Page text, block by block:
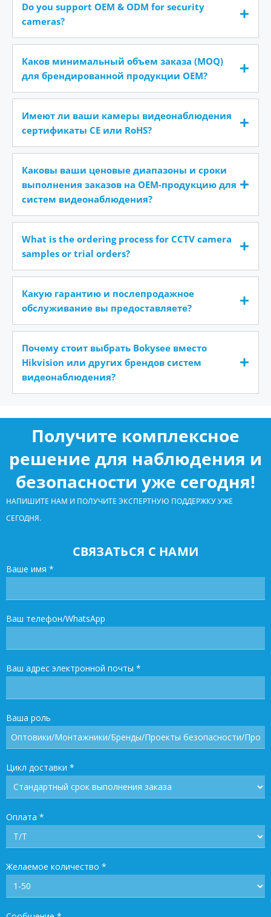
Do you support OEM & ODM for security
cameras?
Каков минимальный объем заказа (MOQ)
для брендированной продукции OEM?
Имеют ли ваши камеры видеонаблюдения
сертификаты CE или RoHS?
Каковы ваши ценовые диапазоны и сроки
выполнения заказов на OEM-продукцию для
систем видеонаблюдения?
What is the ordering process for CCTV camera
samples or trial orders?
Какую гарантию и послепродажное
обслуживание вы предоставляете?
Почему стоит выбрать Bokysee вместо
Hikvision или других брендов систем
видеонаблюдения?
Получите комплексное
решение для наблюдения и
безопасности уже сегодня!
НАПИШИТЕ НАМ И ПОЛУЧИТЕ ЭКСПЕРТНУЮ ПОДДЕРЖКУ УЖЕ
СЕГОДНЯ.
СВЯЗАТЬСЯ С НАМИ
Ваше имя *
Ваш телефон/WhatsApp
Ваш адрес электронной почты *
Ваша роль
Цикл доставки *
Оплата *
Желаемое количество *